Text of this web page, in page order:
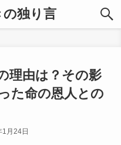
独り言
理由は？その影
た命の恩人との
月24日